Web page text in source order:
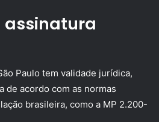
Paulo tem validade jurídica,
de acordo com as normas
brasileira, como a MP 2.200-